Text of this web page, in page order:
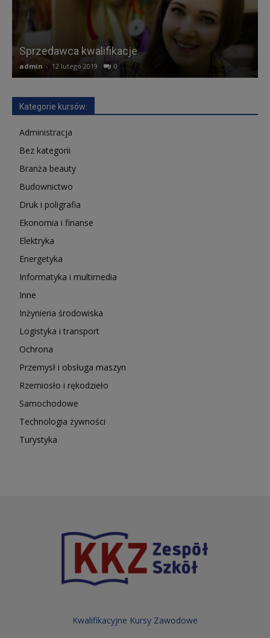
Sprzedawca kwalifikacje
admin - 12 lutego 2019 0
Kategorie kursów:
Administracja
Bez kategorii
Branża beauty
Budownictwo
Druk i poligrafia
Ekonomia i finanse
Elektryka
Energetyka
Informatyka i multimedia
Inne
Inżynieria środowiska
Logistyka i transport
Ochrona
Przemysł i obsługa maszyn
Rzemiosło i rękodzieło
Samochodowe
Technologia żywności
Turystyka
Kwalifikacyjne Kursy Zawodowe